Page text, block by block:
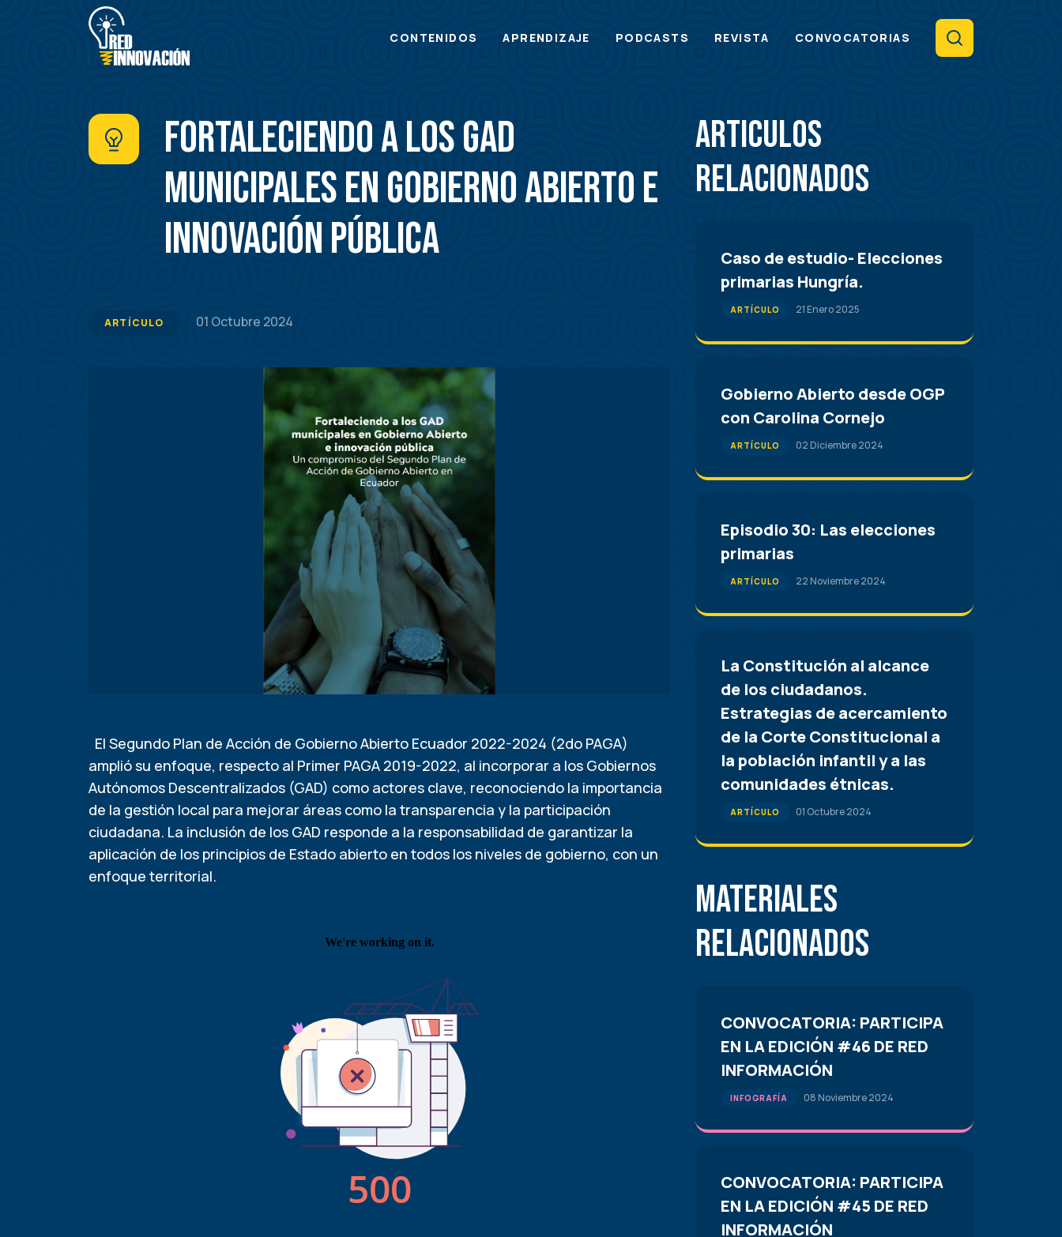
Main
CONTENIDOS APRENDIZAJE PODCASTS REVISTA CONVOCATORIAS Search
Fortaleciendo a los GAD
municipales en Gobierno Abierto e
innovación pública
ARTÍCULO 01 Octubre 2024
El Segundo Plan de Acción de Gobierno Abierto Ecuador 2022-2024 (2do PAGA)
amplió su enfoque, respecto al Primer PAGA 2019-2022, al incorporar a los Gobiernos
Autónomos Descentralizados (GAD) como actores clave, reconociendo la importancia
de la gestión local para mejorar áreas como la transparencia y la participación
ciudadana. La inclusión de los GAD responde a la responsabilidad de garantizar la
aplicación de los principios de Estado abierto en todos los niveles de gobierno, con un
enfoque territorial.
Articulos
Relacionados
Caso de estudio- Elecciones
primarias Hungría.
ARTÍCULO 21 Enero 2025
Gobierno Abierto desde OGP
con Carolina Cornejo
ARTÍCULO 02 Diciembre 2024
Episodio 30: Las elecciones
primarias
ARTÍCULO 22 Noviembre 2024
La Constitución al alcance
de los ciudadanos.
Estrategias de acercamiento
de la Corte Constitucional a
la población infantil y a las
comunidades étnicas.
ARTÍCULO 01 Octubre 2024
Materiales
Relacionados
CONVOCATORIA: PARTICIPA
EN LA EDICIÓN #46 DE RED
INFORMACIÓN
INFOGRAFÍA 08 Noviembre 2024
CONVOCATORIA: PARTICIPA
EN LA EDICIÓN #45 DE RED
INFORMACIÓN